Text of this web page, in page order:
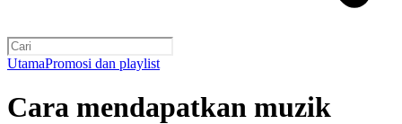
UtamaPromosi dan playlist
Cara mendapatkan muzik